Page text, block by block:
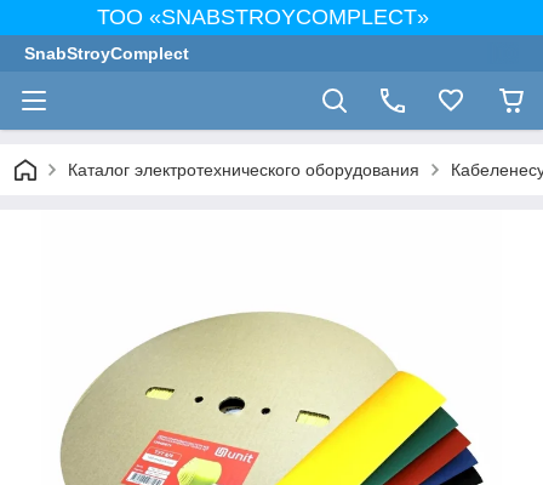
ТОО «SNABSTROYCOMPLECT»
SnabStroyComplect
Каталог электротехнического оборудования